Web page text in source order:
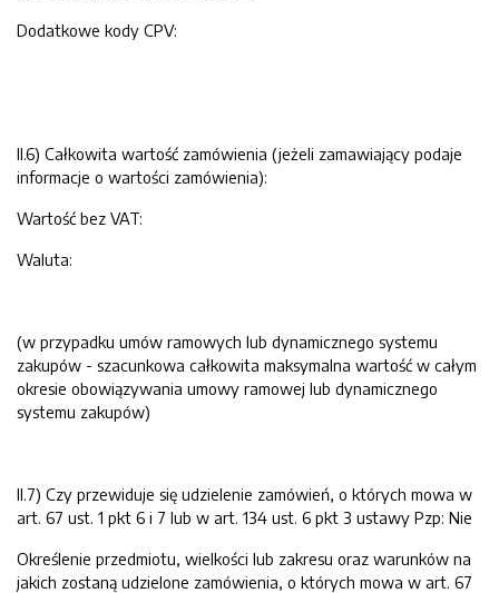
Dodatkowe kody CPV:
II.6) Całkowita wartość zamówienia (jeżeli zamawiający podaje
informacje o wartości zamówienia):
Wartość bez VAT:
Waluta:
(w przypadku umów ramowych lub dynamicznego systemu
zakupów - szacunkowa całkowita maksymalna wartość w całym
okresie obowiązywania umowy ramowej lub dynamicznego
systemu zakupów)
II.7) Czy przewiduje się udzielenie zamówień, o których mowa w
art. 67 ust. 1 pkt 6 i 7 lub w art. 134 ust. 6 pkt 3 ustawy Pzp: Nie
Określenie przedmiotu, wielkości lub zakresu oraz warunków na
jakich zostaną udzielone zamówienia, o których mowa w art. 67